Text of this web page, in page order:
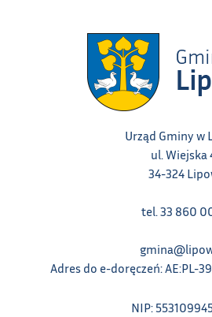
Urząd Gminy w
ul. Wiejska
34-324
tel. 33 860
Adres do e-doręczeń: AE:PL-
NIP: